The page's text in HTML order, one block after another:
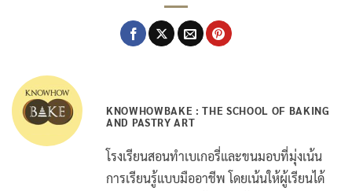
KNOWHOWBAKE : THE SCHOOL OF BAKING
AND PASTRY ART
โรงเรียนสอนทำเบเกอรี่และขนมอบที่มุ่งเน้น
การเรียนรู้แบบมืออาชีพ โดยเน้นให้ผู้เรียนได้